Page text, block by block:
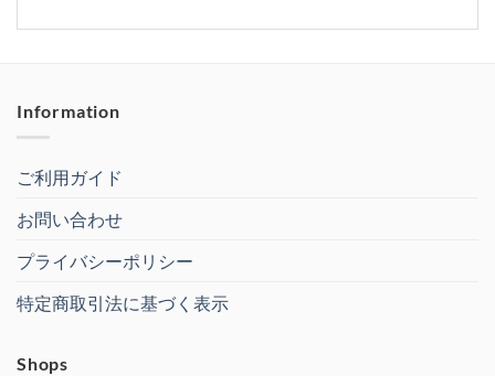
Information
ご利用ガイド
お問い合わせ
プライバシーポリシー
特定商取引法に基づく表示
Shops